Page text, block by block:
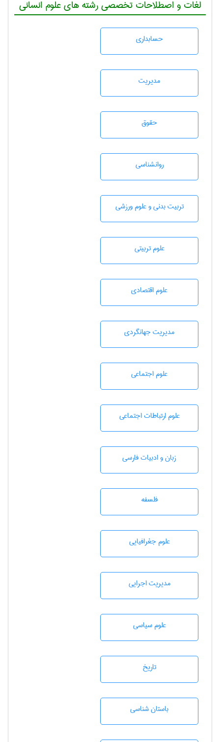
لغات و اصطلاحات تخصصی رشته های علوم انسانی
حسابداری
مديريت
حقوق
روانشناسی
تربيت بدنی و علوم ورزشی
علوم تربيتی
علوم اقتصادی
مديريت جهانگردی
علوم اجتماعی
علوم ارتباطات اجتماعی
زبان و ادبيات فارسی
فلسفه
علوم جغرافيايی
مديريت اجرايی
علوم سياسی
تاريخ
باستان شناسی